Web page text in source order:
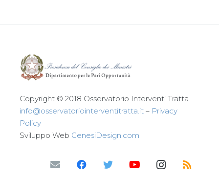
Copyright © 2018 Osservatorio Interventi Tratta
info@osservatoriointerventitratta.it – Privacy
Policy
Sviluppo Web GenesiDesign.com